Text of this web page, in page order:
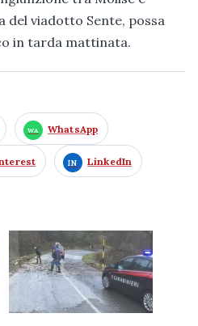
del viadotto Sente, possa
in tarda mattinata.
WhatsApp
LinkedIn